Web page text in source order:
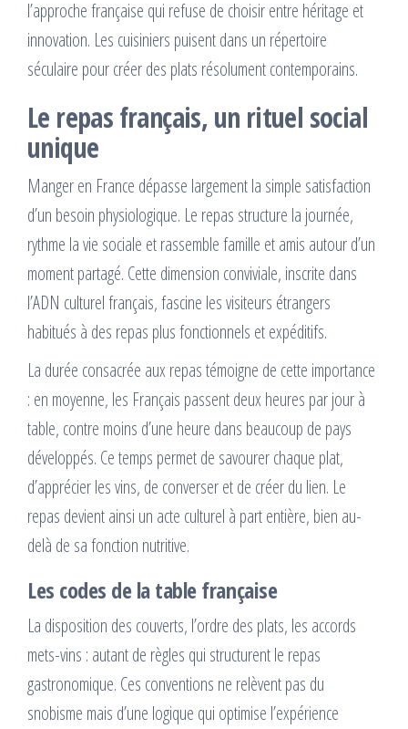
l’approche française qui refuse de choisir entre héritage et
innovation. Les cuisiniers puisent dans un répertoire
séculaire pour créer des plats résolument contemporains.
Le repas français, un rituel social
unique
Manger en France dépasse largement la simple satisfaction
d’un besoin physiologique. Le repas structure la journée,
rythme la vie sociale et rassemble famille et amis autour d’un
moment partagé. Cette dimension conviviale, inscrite dans
l’ADN culturel français, fascine les visiteurs étrangers
habitués à des repas plus fonctionnels et expéditifs.
La durée consacrée aux repas témoigne de cette importance
: en moyenne, les Français passent deux heures par jour à
table, contre moins d’une heure dans beaucoup de pays
développés. Ce temps permet de savourer chaque plat,
d’apprécier les vins, de converser et de créer du lien. Le
repas devient ainsi un acte culturel à part entière, bien au-
delà de sa fonction nutritive.
Les codes de la table française
La disposition des couverts, l’ordre des plats, les accords
mets-vins : autant de règles qui structurent le repas
gastronomique. Ces conventions ne relèvent pas du
snobisme mais d’une logique qui optimise l’expérience